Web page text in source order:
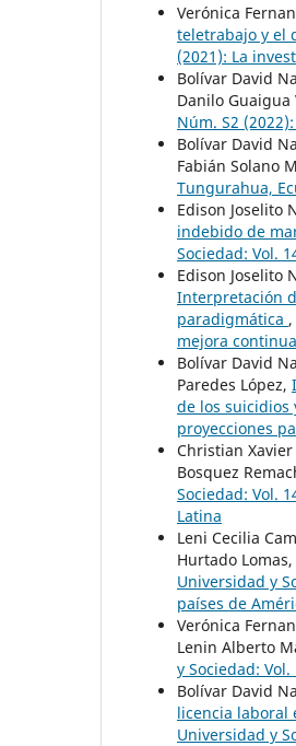
Verónica
teletrabajo y el
(2021): La
Bolívar David
Danilo Guaigua
Núm. S2
Bolívar David
Fabián Solano
Tungurahua,
Edison Joselito
indebido de
Sociedad: Vol.
Edison Joselito
Interpretación
paradigmática ,
mejora continua
Bolívar David
Paredes López,
de los suicidios
proyecciones
Christian
Bosquez
Sociedad: Vol.
Latina
Leni Cecilia
Hurtado Lomas,
Universidad y
países de
Verónica
Lenin Alberto
y Sociedad:
Bolívar David
licencia laboral
Universidad y